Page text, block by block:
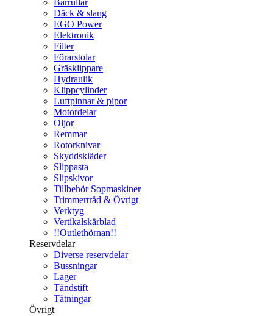
Bärrullar
Däck & slang
EGO Power
Elektronik
Filter
Förarstolar
Gräsklippare
Hydraulik
Klippcylinder
Luftpinnar & pipor
Motordelar
Oljor
Remmar
Rotorknivar
Skyddskläder
Slippasta
Slipskivor
Tillbehör Sopmaskiner
Trimmertråd & Övrigt
Verktyg
Vertikalskärblad
!!Outlethörnan!!
Reservdelar
Diverse reservdelar
Bussningar
Lager
Tändstift
Tätningar
Övrigt